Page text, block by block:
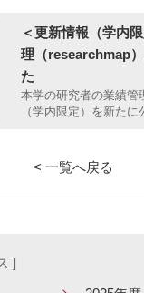
＜更新情報（学内
理（researchmap
た
本学の研究者の業績管
（学内限定）を新たに
< 一覧へ戻る
]